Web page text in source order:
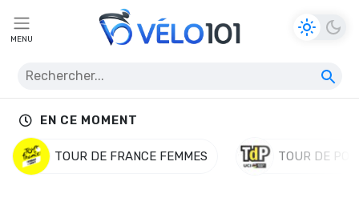
MENU
EN CE MOMENT
TOUR DE FRANCE FEMMES TOUR DE